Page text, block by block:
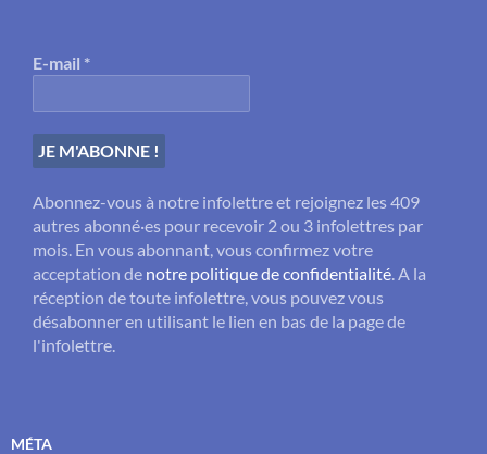
E-mail *
Abonnez-vous à notre infolettre et rejoignez les 409
autres abonné·es pour recevoir 2 ou 3 infolettres par
mois. En vous abonnant, vous confirmez votre
acceptation de notre politique de confidentialité . A la
réception de toute infolettre, vous pouvez vous
désabonner en utilisant le lien en bas de la page de
l'infolettre.
MÉTA